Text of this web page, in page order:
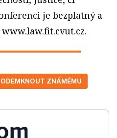
je bezplatný a
ODEMKNOUT ZNÁMÉMU